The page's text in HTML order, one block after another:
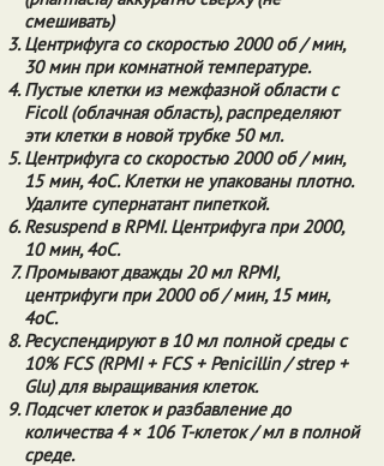
смешивать)
Центрифуга со скоростью 2000 об / мин,
30 мин при комнатной температуре.
Пустые клетки из межфазной области с
Ficoll (облачная область), распределяют
эти клетки в новой трубке 50 мл.
Центрифуга со скоростью 2000 об / мин,
15 мин, 4oC. Клетки не упакованы плотно.
Удалите супернатант пипеткой.
Resuspend в RPMI. Центрифуга при 2000,
10 мин, 4oC.
Промывают дважды 20 мл RPMI,
центрифуги при 2000 об / мин, 15 мин,
4oC.
Ресуспендируют в 10 мл полной среды с
10% FCS (RPMI + FCS + Penicillin / strep +
Glu) для выращивания клеток.
Подсчет клеток и разбавление до
количества 4 × 106 Т-клеток / мл в полной
среде.